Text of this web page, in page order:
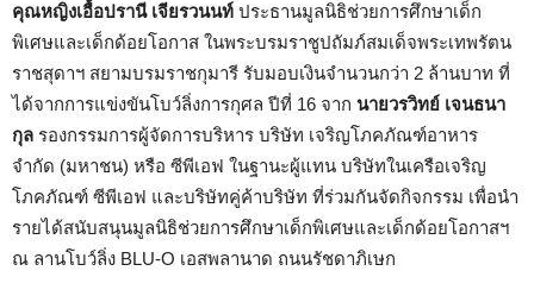
คุณหญิงเอื้อปรานี เจียรวนนท์ ประธานมูลนิธิช่วยการศึกษาเด็ก
พิเศษและเด็กด้อยโอกาส ในพระบรมราชูปถัมภ์สมเด็จพระเทพรัตน
ราชสุดาฯ สยามบรมราชกุมารี รับมอบเงินจำนวนกว่า 2 ล้านบาท ที่
ได้จากการแข่งขันโบว์ลิ่งการกุศล ปีที่ 16 จาก นายวรวิทย์ เจนธนา
กุล รองกรรมการผู้จัดการบริหาร บริษัท เจริญโภคภัณฑ์อาหาร
จำกัด (มหาชน) หรือ ซีพีเอฟ ในฐานะผู้แทน บริษัทในเครือเจริญ
โภคภัณฑ์ ซีพีเอฟ และบริษัทคู่ค้าบริษัท ที่ร่วมกันจัดกิจกรรม เพื่อนำ
รายได้สนับสนุนมูลนิธิช่วยการศึกษาเด็กพิเศษและเด็กด้อยโอกาสฯ
ณ ลานโบว์ลิ่ง BLU-O เอสพลานาด ถนนรัชดาภิเษก